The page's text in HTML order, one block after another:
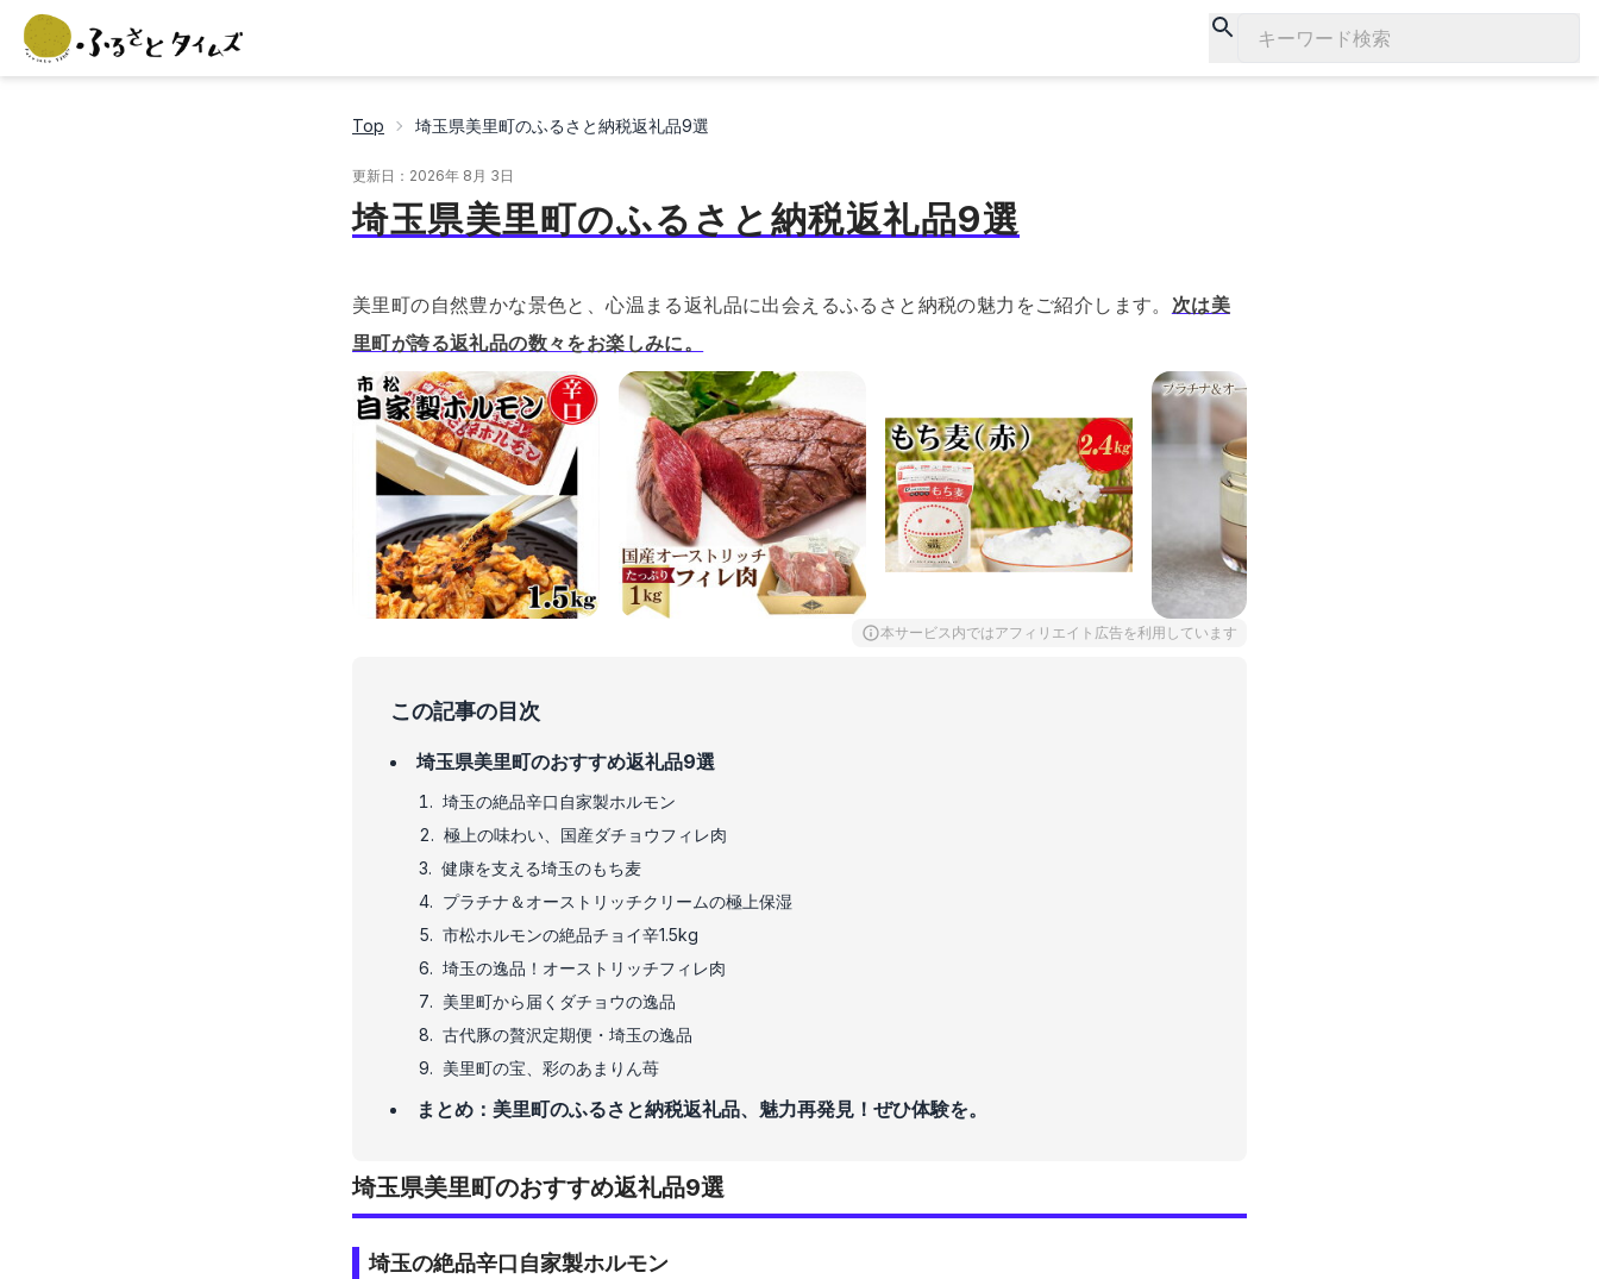
キーワード検索
Top 埼玉県美里町のふるさと納税返礼品9選
更新日： 2026年 8月 3日
埼玉県美里町のふるさと納税返礼品9選
美里町の自然豊かな景色と、心温まる返礼品に出会えるふるさと納税の魅力をご紹介します。 次は美
里町が誇る返礼品の数々をお楽しみに。
本サービス内ではアフィリエイト広告を利用しています
この記事の目次
埼玉県美里町のおすすめ返礼品9選
埼玉の絶品辛口自家製ホルモン
極上の味わい、国産ダチョウフィレ肉
健康を支える埼玉のもち麦
プラチナ＆オーストリッチクリームの極上保湿
市松ホルモンの絶品チョイ辛1.5kg
埼玉の逸品！オーストリッチフィレ肉
美里町から届くダチョウの逸品
古代豚の贅沢定期便・埼玉の逸品
美里町の宝、彩のあまりん苺
まとめ：美里町のふるさと納税返礼品、魅力再発見！ぜひ体験を。
埼玉県美里町のおすすめ返礼品9選
埼玉の絶品辛口自家製ホルモン